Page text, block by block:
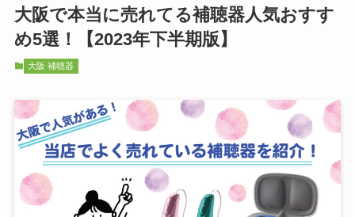
大阪で本当に売れてる補聴器人気おすす
め5選！【2023年下半期版】
大阪 補聴器